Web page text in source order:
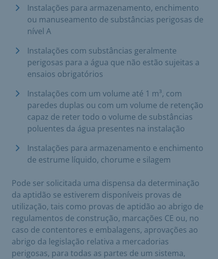
Instalações para armazenamento, enchimento
ou manuseamento de substâncias perigosas de
nível A
Instalações com substâncias geralmente
perigosas para a água que não estão sujeitas a
ensaios obrigatórios
Instalações com um volume até 1 m³, com
paredes duplas ou com um volume de retenção
capaz de reter todo o volume de substâncias
poluentes da água presentes na instalação
Instalações para armazenamento e enchimento
de estrume líquido, chorume e silagem
Pode ser solicitada uma dispensa da determinação
da aptidão se estiverem disponíveis provas de
utilização, tais como provas de aptidão ao abrigo de
regulamentos de construção, marcações CE ou, no
caso de contentores e embalagens, aprovações ao
abrigo da legislação relativa a mercadorias
perigosas, para todas as partes de um sistema,